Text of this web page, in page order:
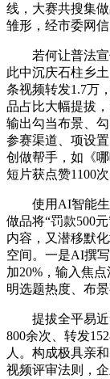
线，大赛共搜集
雏形，经市委网信
若何让普法宣传
此中沉庆石柱乡
条视频转发1.7万
品占比大幅提拔
输出勾当布景、
参赛渠道、项设
创做帮手，如《
短片获点赞1100
使用AI智能生
做品将“罚款500
内容，又潜移默
空间。一是AI撰
加20%，输入焦
明选题热度、布
提拔全平易近
800余次、转发
人。构成极具亲
视频评审法则，